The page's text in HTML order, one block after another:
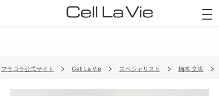
フラコラ公式サイト Cell La Vie スペシャリスト 楠本 文恵